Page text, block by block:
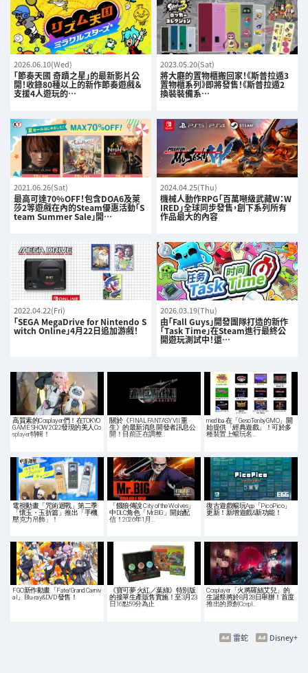
2026.06.10(Wed)
「節奏天國 奇蹟之星」的最新影片公
開！收錄80種以上的新作節奏遊戲＆
支援4人遊玩的…
2023.05.20(Sat)
將大廳的置物櫃搬回家！《斯普拉遁3
置物櫃系列》即將發售！《斯普拉遁2
換裝裝備系…
2021.06.26(Sat)
最高可達70%OFF！包含DOA6及萊
莎2等遊戲在內的Steam優惠活動「S
team Summer Sale」開…
2024.04.25(Thu)
機械人動作RPG「百萬噸級武藏W：W
IRED」全球同步發售，創下系列所有
作品最大的內容
2022.04.22(Fri)
「SEGA MegaDrive for Nintendo S
witch Online」4月22日追加游戲！
2026.03.19(Thu)
由「Fall Guys」開發團隊打造的新作
「Task Time」在Steam進行最終公
開遊玩測試中！還…
高質素的Cosplayer們！在TOKYO
GAME SHOW 2022發現的美人Co
splayer特輯！
關於《FINAL FANTASY VII 重
生》的最新消息 開發者訊息公
開！目前正在調整…
mediba 在「GesoTen byGMO」開
始提供「經典遊戲」！可於多
種裝置上暢玩名…
電視動畫「咒術迴戰」第二季
「懷玉・玉折篇」推出「手機
壓克力吊飾」！
「餓狼傳說 City of the Wolves」
中DLC角色「Mr.BIG」開始配
信！2026年1月…
復古遊戲暢玩App「PicoPico」
更新！新增遊戲&新功能！
FGO新作動畫「Fate/Grand Carniv
al」Blu-ray&DVD 發售！
《寶可夢 火紅／葉綠》特別版
的接單生產販售實施！至3月23
日16點59分為止
Cosplayer「火將羅絲艾兒」的
生誕祭將於8月28日舉辦！首度
推出的原創Cospl…
Disney+
雷蛇